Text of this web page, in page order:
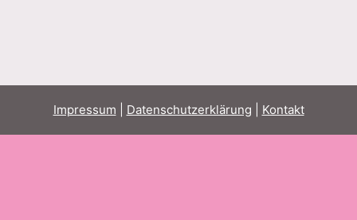
Impressum Datenschutzerklärung Kontakt